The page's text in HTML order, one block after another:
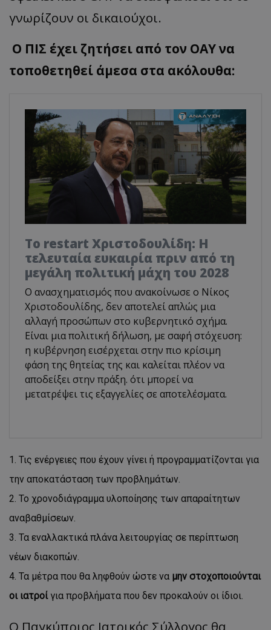
γνωρίζουν οι δικαιούχοι.
Ο ΠΙΣ έχει ζητήσει από τον ΟΑΥ να
τοποθετηθεί άμεσα στα ακόλουθα:
Το restart Χριστοδουλίδη: Η
τελευταία ευκαιρία πριν από τη
μεγάλη πολιτική μάχη του 2028
Ο ανασχηματισμός που ανακοίνωσε ο Νίκος
Χριστοδουλίδης, δεν αποτελεί απλώς μια
αλλαγή προσώπων στο κυβερνητικό σχήμα.
Είναι μια πολιτική δήλωση, με σαφή στόχευση:
η κυβέρνηση εισέρχεται στην πιο κρίσιμη
φάση της θητείας της και καλείται πλέον να
αποδείξει στην πράξη. ότι μπορεί να
μετατρέψει τις εξαγγελίες σε αποτελέσματα.
Τις ενέργειες που έχουν γίνει ή προγραμματίζονται για
την αποκατάσταση των προβλημάτων.
Το χρονοδιάγραμμα υλοποίησης των απαραίτητων
αναβαθμίσεων.
Τα εναλλακτικά πλάνα λειτουργίας σε περίπτωση
νέων διακοπών.
Τα μέτρα που θα ληφθούν ώστε να μην στοχοποιούνται
οι ιατροίγια προβλήματα που δεν προκαλούν οι ίδιοι.
Ο Παγκύπριος Ιατρικός Σύλλογος θα